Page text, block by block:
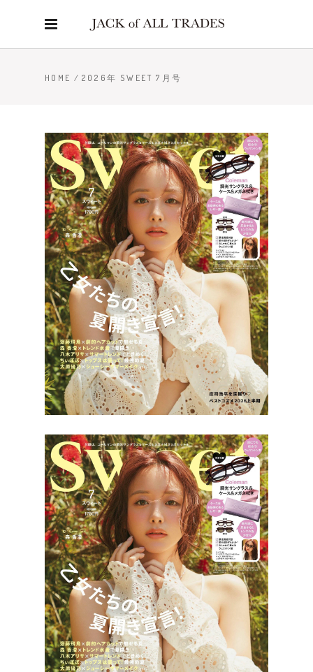
HOME / 2026年 SWEET 7月号